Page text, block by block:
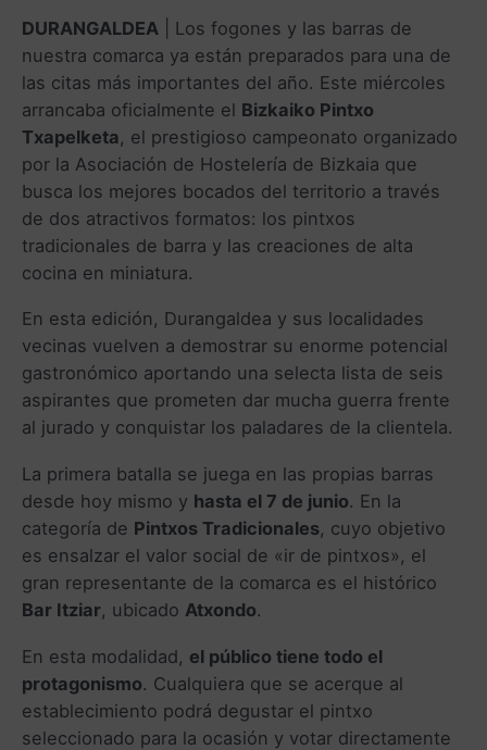
DURANGALDEA | Los fogones y las barras de
nuestra comarca ya están preparados para una de
las citas más importantes del año. Este miércoles
arrancaba oficialmente el Bizkaiko Pintxo
Txapelketa, el prestigioso campeonato organizado
por la Asociación de Hostelería de Bizkaia que
busca los mejores bocados del territorio a través
de dos atractivos formatos: los pintxos
tradicionales de barra y las creaciones de alta
cocina en miniatura.
En esta edición, Durangaldea y sus localidades
vecinas vuelven a demostrar su enorme potencial
gastronómico aportando una selecta lista de seis
aspirantes que prometen dar mucha guerra frente
al jurado y conquistar los paladares de la clientela.
La primera batalla se juega en las propias barras
desde hoy mismo y hasta el 7 de junio. En la
categoría de Pintxos Tradicionales, cuyo objetivo
es ensalzar el valor social de «ir de pintxos», el
gran representante de la comarca es el histórico
Bar Itziar, ubicado Atxondo.
En esta modalidad, el público tiene todo el
protagonismo. Cualquiera que se acerque al
establecimiento podrá degustar el pintxo
seleccionado para la ocasión y votar directamente